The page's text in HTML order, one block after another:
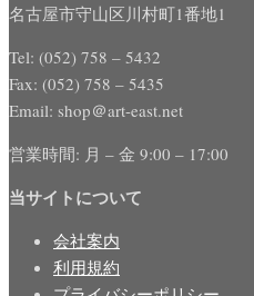
名古屋市守山区川村町1番地1
Tel: (052) 758 – 5432
Fax: (052) 758 – 5435
Email: shop＠art-east.net
営業時間: 月 – 金 9:00 – 17:00
当サイトについて
会社案内
利用規約